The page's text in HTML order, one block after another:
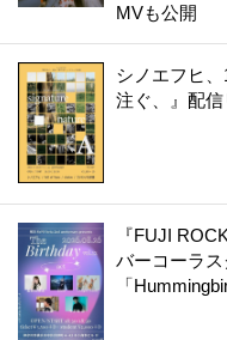
MVも公開
シノエフヒ
注ぐ、』配信
『FUJI
バーコーラ
「